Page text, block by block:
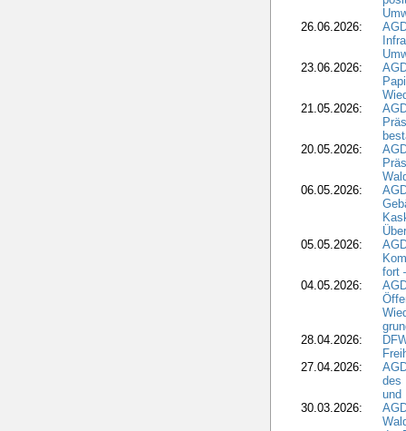
26.06.2026:
23.06.2026:
21.05.2026:
20.05.2026:
06.05.2026:
05.05.2026:
fort
04.05.2026:
28.04.2026:
27.04.2026:
des
und
30.03.2026: